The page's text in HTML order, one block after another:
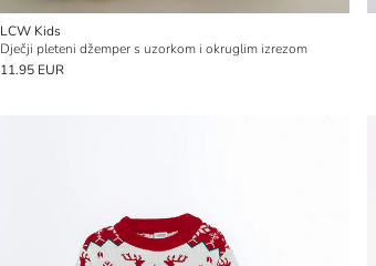
LCW Kids
Dječji pleteni džemper s uzorkom i okruglim izrezom
11.95 EUR